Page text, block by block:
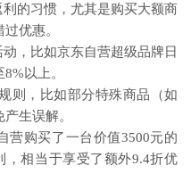
的习惯，尤其是购买大额商
优惠。
，比如京东自营超级品牌日
以上。
则，比如部分特殊商品（如
生误解。
营购买了一台价值3500元的
，相当于享受了额外9.4折优